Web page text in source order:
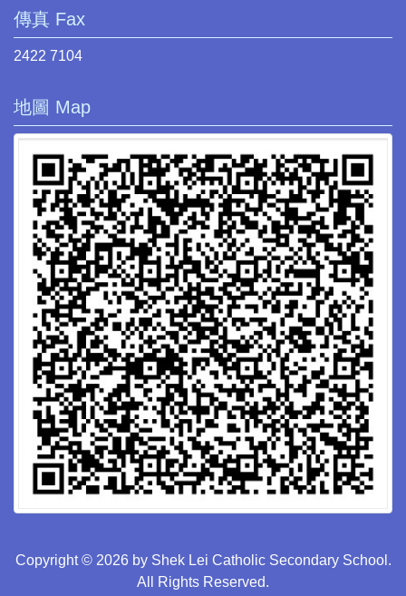
傳真 Fax
2422 7104
地圖 Map
Copyright © 2026 by Shek Lei Catholic Secondary School.
All Rights Reserved.